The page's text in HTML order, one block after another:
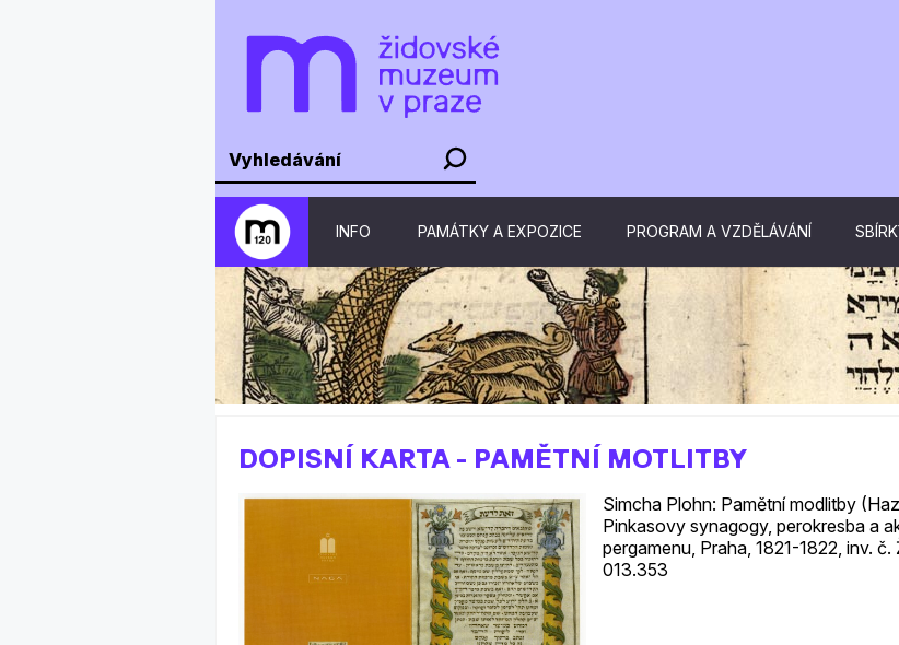
INFO PAMÁTKY A EXPOZICE PROGRAM A VZDĚLÁVÁNÍ
DOPISNÍ KARTA - PAMĚTNÍ MOTLITBY
Simcha Plohn: Pamětní modlitby
Pinkasovy synagogy, perokresba a
pergamenu, Praha, 1821-1822, inv. č.
013.353